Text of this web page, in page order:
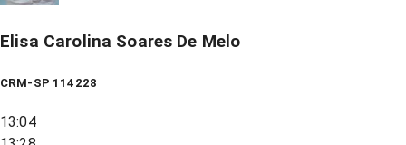
Elisa Carolina Soares De Melo
CRM-SP 114228
13:04